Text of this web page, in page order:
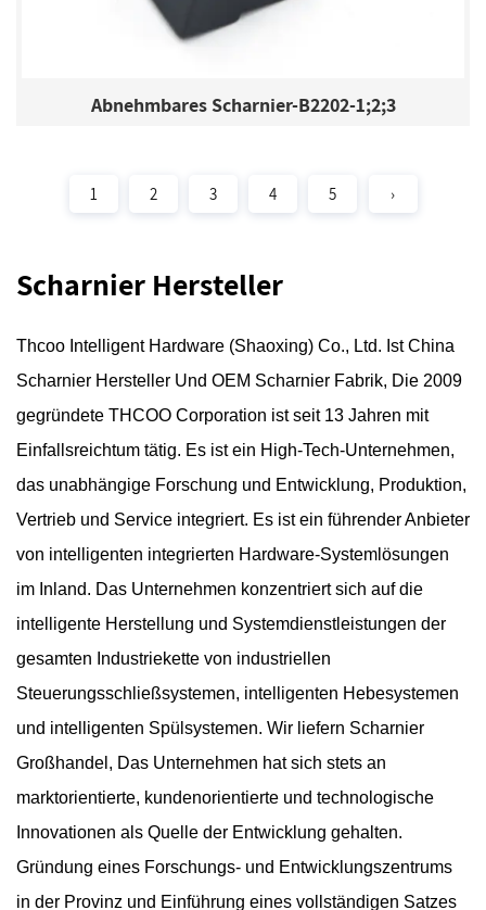
Abnehmbares Scharnier-B2202-1;2;3
1 2 3 4 5 ›
Scharnier Hersteller
Thcoo Intelligent Hardware (Shaoxing) Co., Ltd. IstChina
Scharnier Hersteller Und OEM Scharnier Fabrik, Die 2009
gegründete THCOO Corporation ist seit 13 Jahren mit
Einfallsreichtum tätig. Es ist ein High-Tech-Unternehmen,
das unabhängige Forschung und Entwicklung, Produktion,
Vertrieb und Service integriert. Es ist ein führender Anbieter
von intelligenten integrierten Hardware-Systemlösungen
im Inland. Das Unternehmen konzentriert sich auf die
intelligente Herstellung und Systemdienstleistungen der
gesamten Industriekette von industriellen
Steuerungsschließsystemen, intelligenten Hebesystemen
und intelligenten Spülsystemen. Wir liefern Scharnier
Großhandel , Das Unternehmen hat sich stets an
marktorientierte, kundenorientierte und technologische
Innovationen als Quelle der Entwicklung gehalten.
Gründung eines Forschungs- und Entwicklungszentrums
in der Provinz und Einführung eines vollständigen Satzes